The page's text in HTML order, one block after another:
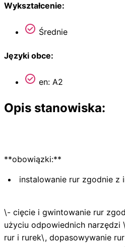
Wykształcenie:
Średnie
Języki obce:
en: A2
Opis stanowiska:
**obowiązki:**
instalowanie rur zgodnie z
\- cięcie i gwintowanie rur
użyciu odpowiednich
rur i rurek\, dopasowywanie